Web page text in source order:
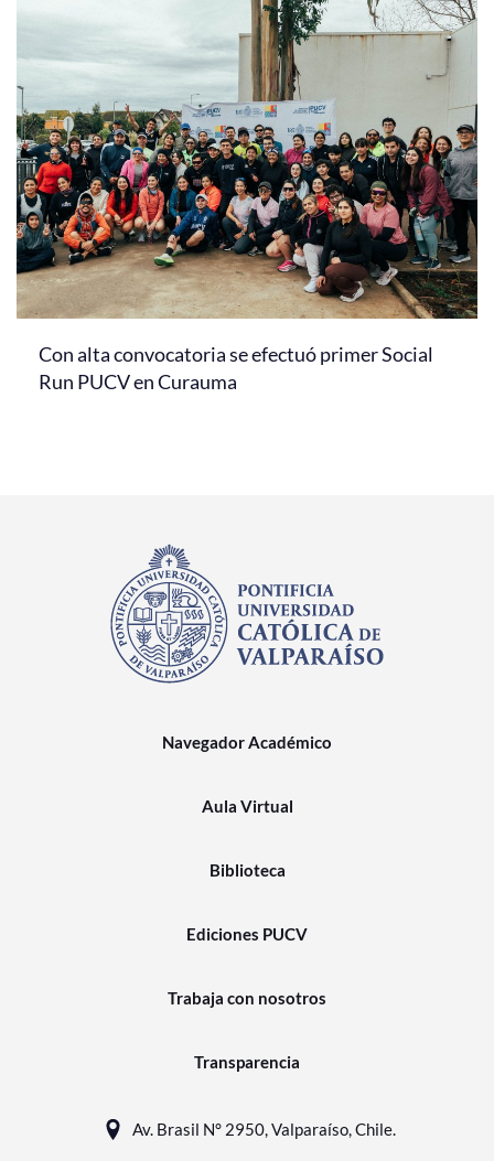
Con alta convocatoria se efectuó primer Social
Run PUCV en Curauma
Navegador Académico
Aula Virtual
Biblioteca
Ediciones PUCV
Trabaja con nosotros
Transparencia
Av. Brasil N° 2950, Valparaíso, Chile.